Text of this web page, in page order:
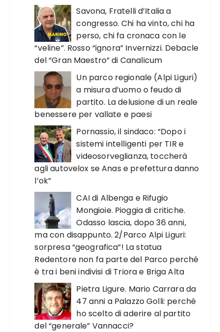
Savona, Fratelli d’Italia a
congresso. Chi ha vinto, chi ha
perso, chi fa cronaca con le
“veline”. Rosso “ignora” Invernizzi. Debacle
del “Gran Maestro” di Canalicum
Un parco regionale (Alpi Liguri)
a misura d’uomo o feudo di
partito. La delusione di un reale
benessere per vallate e paesi
Pornassio, il sindaco: “Dopo i
sistemi intelligenti per TIR e
videosorveglianza, toccherà
agli autovelox se Anas e prefettura danno
l’ok”
CAI di Albenga e Rifugio
Mongioie. Pioggia di critiche.
Odasso lascia, dopo 36 anni,
ma con disappunto. 2/Parco Alpi Liguri:
sorpresa “geografica”! La statua
Redentore non fa parte del Parco perché
è tra i beni indivisi di Triora e Briga Alta
Pietra Ligure. Mario Carrara da
47 anni a Palazzo Golli: perché
ho scelto di aderire al partito
del “generale” Vannacci?